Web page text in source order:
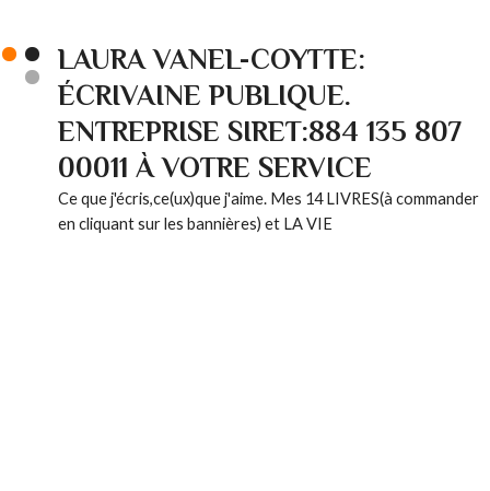
LAURA VANEL-COYTTE:
ÉCRIVAINE PUBLIQUE.
ENTREPRISE SIRET:884 135 807
00011 À VOTRE SERVICE
Ce que j'écris,ce(ux)que j'aime. Mes 14 LIVRES(à commander
en cliquant sur les bannières) et LA VIE